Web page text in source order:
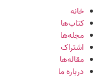
خانه
کتاب‌ها
مجله‌ها
اشتراک
مقاله‌ها
درباره ما